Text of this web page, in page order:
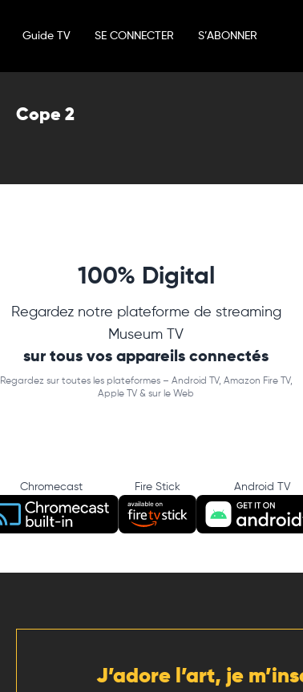
Guide TV SE CONNECTER S’ABONNER
Cope 2
100% Digital
Regardez notre plateforme de streaming
Museum TV
sur tous vos appareils connectés
Regardez sur toutes les plateformes – Android TV, Amazon Fire TV,
Apple TV & sur le Web
Chromecast Fire Stick Android TV
J’adore l’art, je